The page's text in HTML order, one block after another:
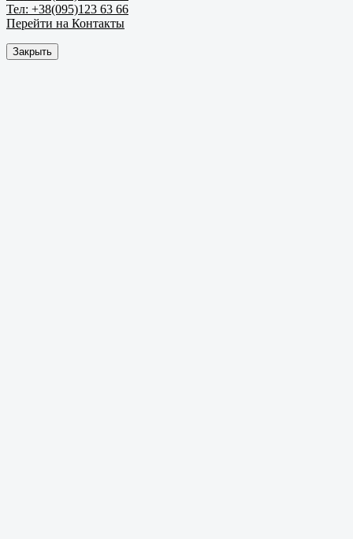
Тел: +38(095)123 63 66
Перейти на Контакты
Закрыть